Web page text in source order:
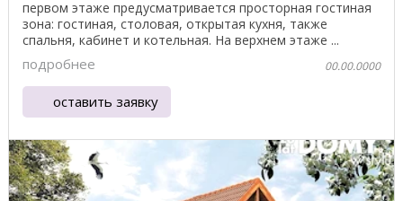
первом этаже предусматривается просторная гостиная
зона: гостиная, столовая, открытая кухня, также
спальня, кабинет и котельная. На верхнем этаже ...
подробнее 00.00.0000
оставить заявку